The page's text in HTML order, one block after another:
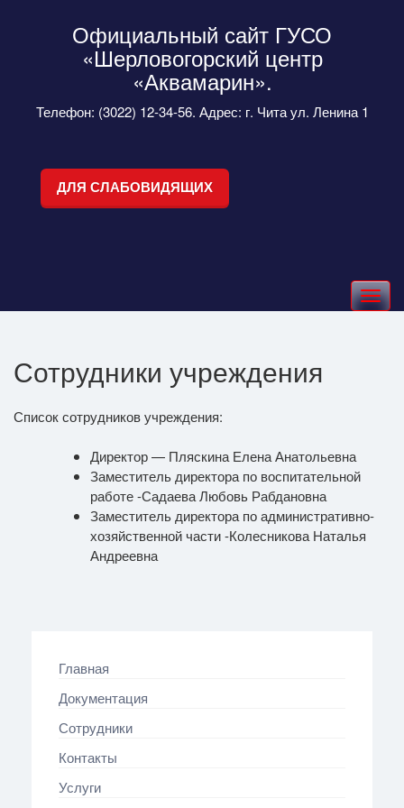
Официальный сайт ГУСО
«Шерловогорский центр
«Аквамарин».
Телефон: (3022) 12-34-56. Адрес: г. Чита ул. Ленина 1
ДЛЯ СЛАБОВИДЯЩИХ
Toggle
navigation
Сотрудники учреждения
Список сотрудников учреждения:
Директор — Пляскина Елена Анатольевна
Заместитель директора по воспитательной
работе -Садаева Любовь Рабдановна
Заместитель директора по административно-
хозяйственной части -Колесникова Наталья
Андреевна
Главная
Документация
Сотрудники
Контакты
Услуги